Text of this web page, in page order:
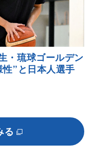
・琉球ゴールデン
”と日本人選手
る